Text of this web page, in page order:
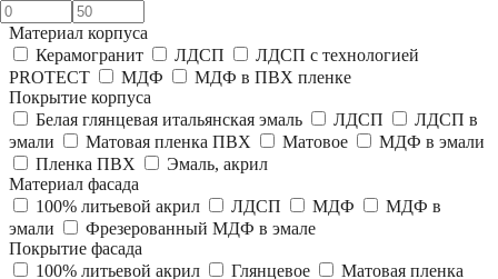
Материал корпуса
Керамогранит
ЛДСП
ЛДСП с технологией
PROTECT
МДФ
МДФ в ПВХ пленке
Покрытие корпуса
Белая глянцевая итальянская эмаль
ЛДСП
ЛДСП в
эмали
Матовая пленка ПВХ Матовое
МДФ в эмали
Пленка ПВХ
Эмаль, акрил
Материал фасада
100% литьевой акрил
ЛДСП МДФ
МДФ в
эмали
Фрезерованный МДФ в эмале
Покрытие фасада
100% литьевой акрил
Глянцевое Матовая пленка